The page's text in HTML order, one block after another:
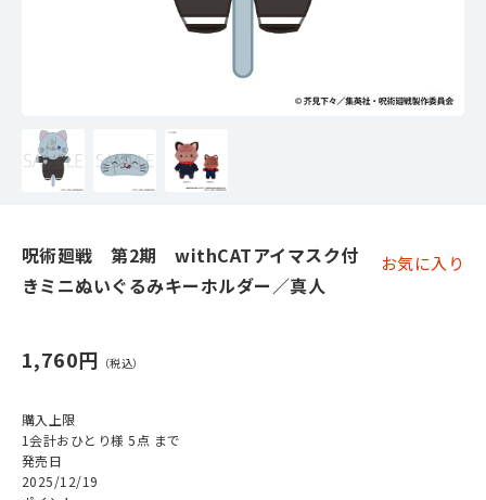
呪術廻戦 第2期 withCATアイマスク付
きミニぬいぐるみキーホルダー／真人
お気に入り
1,760円
購入上限
1会計おひとり様 5点 まで
発売日
2025/12/19